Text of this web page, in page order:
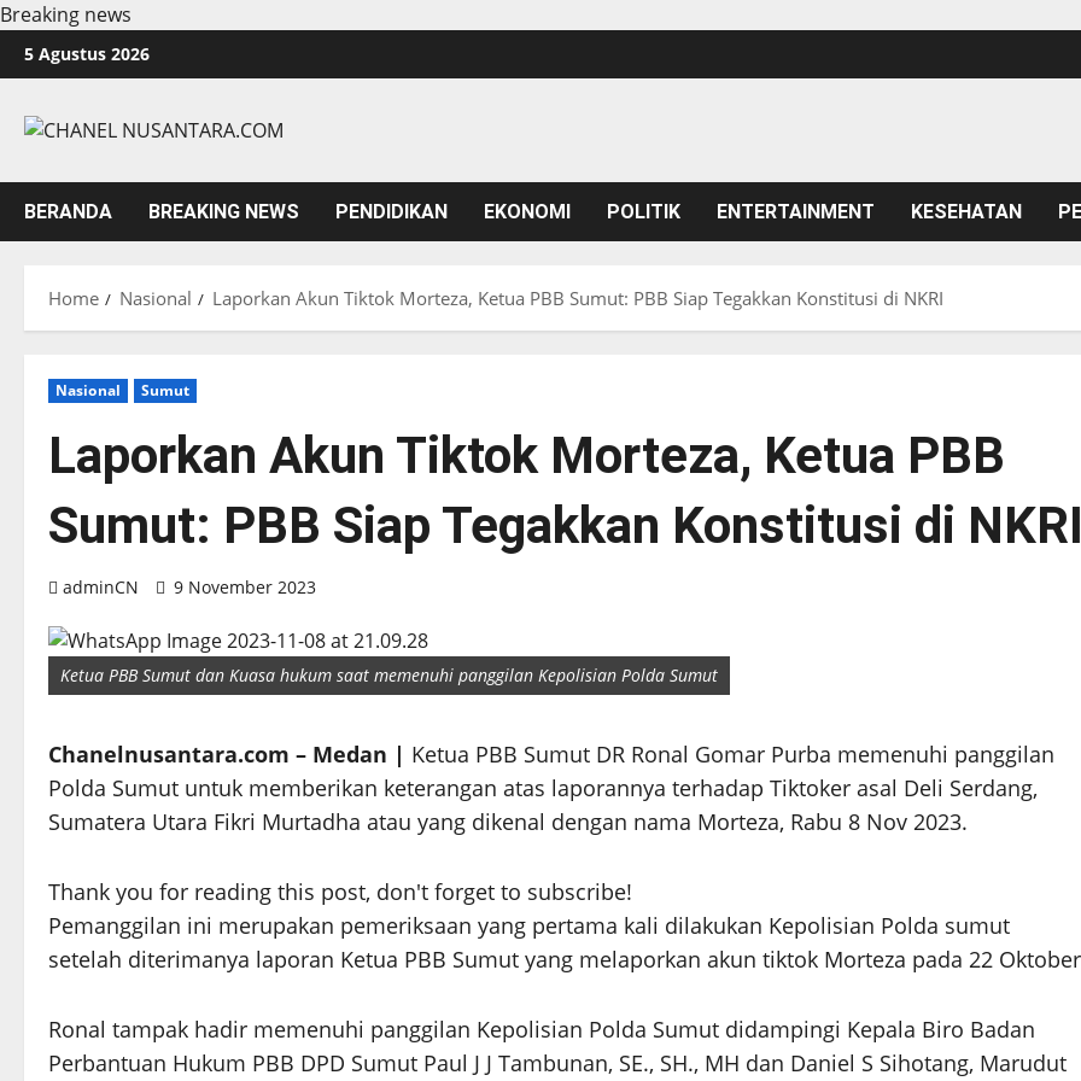
Breaking news
Skip
to
5 Agustus 2026
BERANDA BREAKING NEWS PENDIDIKAN EKONOMI POLITIK ENTERTAINMENT KESEHATAN
Home Nasional Laporkan Akun Tiktok Morteza, Ketua PBB Sumut: PBB Siap Tegakkan Konstitusi di NKRI
Nasional Sumut
Laporkan Akun Tiktok Morteza, Ketua PBB
Sumut: PBB Siap Tegakkan Konstitusi di
adminCN 9 November 2023
Ketua PBB Sumut dan Kuasa hukum saat memenuhi panggilan Kepolisian Polda Sumut
Chanelnusantara.com – Medan | Ketua PBB Sumut DR Ronal Gomar Purba memenuhi panggilan
Polda Sumut untuk memberikan keterangan atas laporannya terhadap Tiktoker asal Deli Serdang,
Sumatera Utara Fikri Murtadha atau yang dikenal dengan nama Morteza, Rabu 8 Nov 2023.
Thank you for reading this post, don't forget to subscribe!
Pemanggilan ini merupakan pemeriksaan yang pertama kali dilakukan Kepolisian Polda sumut
setelah diterimanya laporan Ketua PBB Sumut yang melaporkan akun tiktok Morteza pada 22
Ronal tampak hadir memenuhi panggilan Kepolisian Polda Sumut didampingi Kepala Biro Badan
Perbantuan Hukum PBB DPD Sumut Paul J J Tambunan, SE., SH., MH dan Daniel S Sihotang, Marudut